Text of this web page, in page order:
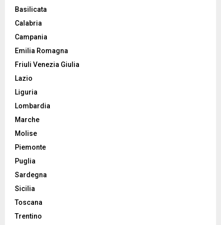
Basilicata
Calabria
Campania
Emilia Romagna
Friuli Venezia Giulia
Lazio
Liguria
Lombardia
Marche
Molise
Piemonte
Puglia
Sardegna
Sicilia
Toscana
Trentino